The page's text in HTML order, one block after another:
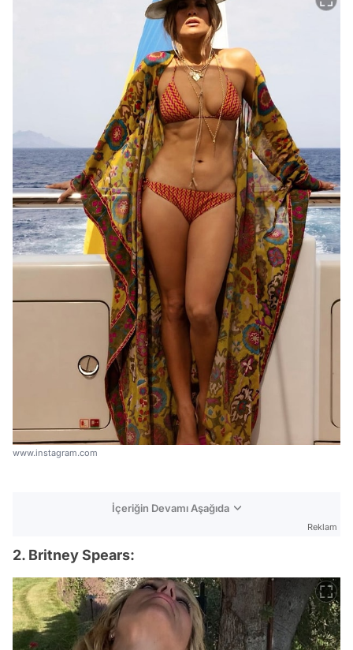
www.instagram.com
İçeriğin Devamı Aşağıda
Reklam
2. Britney Spears: